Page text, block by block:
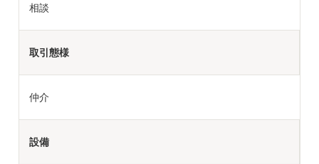
相談
取引態様
仲介
設備